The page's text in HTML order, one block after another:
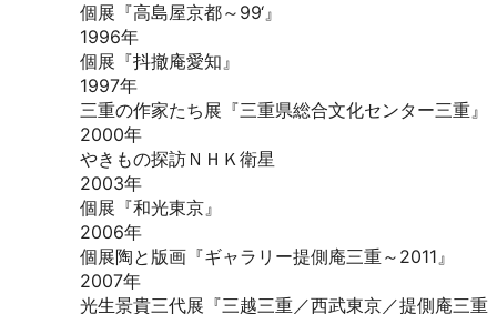
個展『高島屋京都～99‘』
1996年
個展『抖撤庵愛知』
1997年
三重の作家たち展『三重県総合文化センター三重』
2000年
やきもの探訪ＮＨＫ衛星
2003年
個展『和光東京』
2006年
個展陶と版画『ギャラリー提側庵三重～2011』
2007年
光生景貴三代展『三越三重／西武東京／提側庵三重